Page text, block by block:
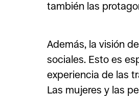
también las
Además, la visión
sociales. Esto es
experiencia de las
Las mujeres y las